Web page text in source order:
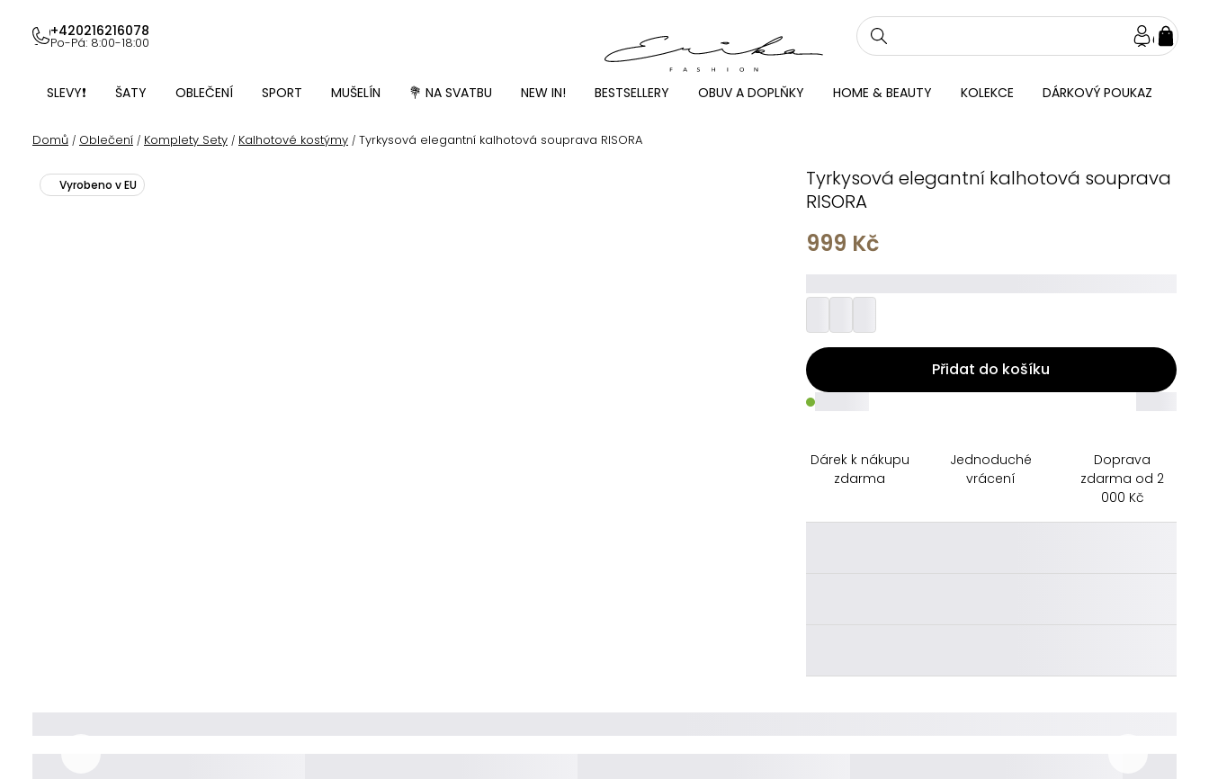
obsah
+420216216078
Po-Pá: 8:00-18:00
SLEVY❗ ŠATY OBLEČENÍ SPORT MUŠELÍN 💐 NA SVATBU NEW IN! BESTSELLERY OBUV A DOPLŇKY HOME & BEAUTY KOLEKCE DÁRKOVÝ POUKAZ
Domů / Oblečení / Komplety Sety / Kalhotové kostýmy / Tyrkysová elegantní kalhotová souprava RISORA
Tyrkysová elegantní kalhotová souprava
RISORA
Vyrobeno v EU
999 Kč
Přidat do košíku
_____
Dárek k nákupu
zdarma
Jednoduché
vrácení
Doprava
zdarma od 2
000 Kč